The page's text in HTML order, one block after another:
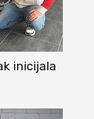
inicijala